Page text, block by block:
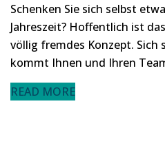
Schenken Sie sich selbst
Jahreszeit? Hoffentlich ist
völlig fremdes Konzept. Sich
kommt Ihnen und Ihren
READ MORE